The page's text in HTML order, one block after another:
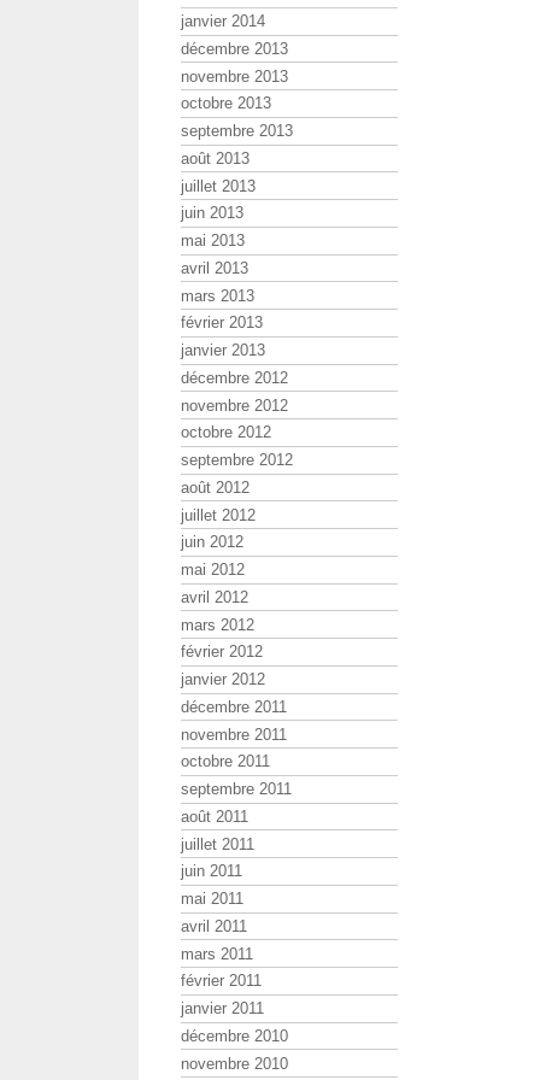
janvier 2014
décembre 2013
novembre 2013
octobre 2013
septembre 2013
août 2013
juillet 2013
juin 2013
mai 2013
avril 2013
mars 2013
février 2013
janvier 2013
décembre 2012
novembre 2012
octobre 2012
septembre 2012
août 2012
juillet 2012
juin 2012
mai 2012
avril 2012
mars 2012
février 2012
janvier 2012
décembre 2011
novembre 2011
octobre 2011
septembre 2011
août 2011
juillet 2011
juin 2011
mai 2011
avril 2011
mars 2011
février 2011
janvier 2011
décembre 2010
novembre 2010